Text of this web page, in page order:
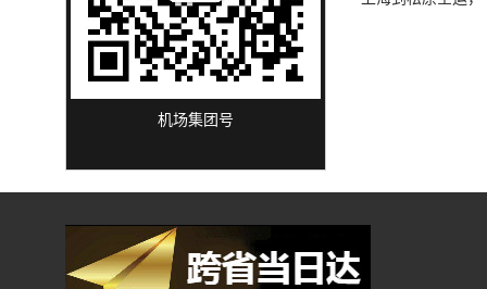
机场集团号